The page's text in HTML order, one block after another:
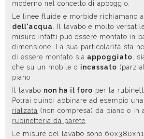
moderno nel concetto di appoggio.
Le linee fluide e morbide richiamano
dell'acqua
. Il lavabo è molto
misure infatti può essere montato in
dimensione. La sua particolarità sta
di essere montato sia appoggiato,
che su un mobile o incassato
piano
Il lavabo non ha il foro per la
Potrai quindi abbinare ad esempio una
rialzata (non compresa) da piano o in
rubinetteria da parete
Le misure del lavabo sono